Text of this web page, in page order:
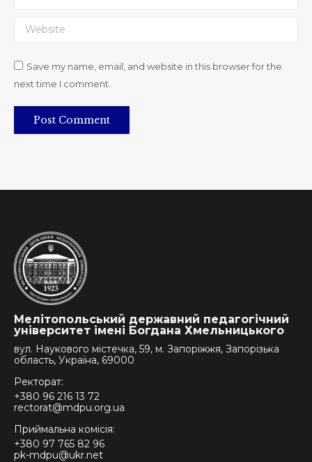
Website
Save my name, email, and website in this browser for the
next time I comment.
Post Comment
Мелітопольський державний педагогічний
університет імені Богдана Хмельницького
вул. Наукового містечка, 59, м. Запоріжжя, Запорізька
область, Україна, 69000
Ректорат:
+380 96 216 13 72
rectorat@mdpu.org.ua
Приймальна комісія:
+380 97 765 82 96
pk-mdpu@ukr.net